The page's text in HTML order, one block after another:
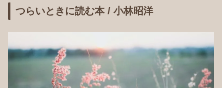
つらいときに読む本 / 小林昭洋